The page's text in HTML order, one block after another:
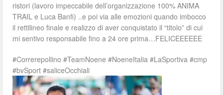
ristori (lavoro impeccabile dell’organizzazione 100% ANIMA
TRAIL e Luca Banfi) ..e poi via alle emozioni quando imbocco
il rettilineo finale e realizzo di aver conquistato il “titolo” di cui
mi sentivo responsabile fino a 24 ore prima…FELICEEEEEE
#Correrepollino #TeamNoene #NoeneItalia #LaSportiva #cmp
#bvSport #saliceOcchiali